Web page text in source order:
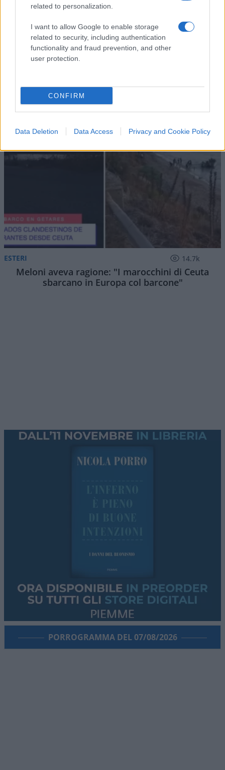
related to personalization.
I want to allow Google to enable storage
related to security, including authentication
functionality and fraud prevention, and other
user protection.
CONFIRM
Data Deletion Data Access Privacy and Cookie Policy
ESTERI 14.7k
Meloni aveva ragione: "I marocchini di Ceuta
sbarcano in Europa col barcone"
PORROGRAMMA DEL 07/08/2026